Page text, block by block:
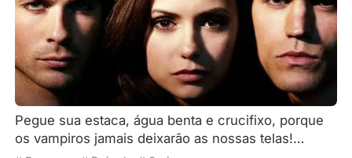
Pegue sua estaca, água benta e crucifixo, porque
os vampiros jamais deixarão as nossas telas!